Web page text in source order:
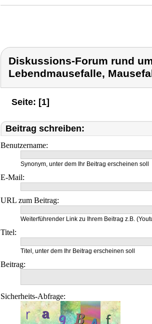
Diskussions-Forum rund
Lebendmausefalle,
Seite: [1]
Beitrag schreiben:
Benutzername:
Synonym, unter dem Ihr Beitrag erscheinen soll
E-Mail:
URL zum Beitrag:
Weiterführender Link zu Ihrem Beitrag z.B.
Titel:
Titel, unter dem Ihr Beitrag erscheinen soll
Beitrag:
Sicherheits-Abfrage: